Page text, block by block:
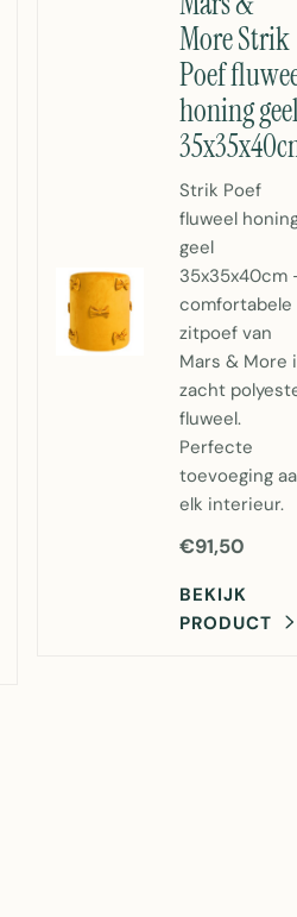
More Strik
Poef
honing
Strik Poef
fluweel
geel
35x35x40cm
comfortabele
zitpoef van
Mars & More
zacht
fluweel.
Perfecte
toevoeging
elk interieur.
€91,50
BEKIJK
PRODUCT